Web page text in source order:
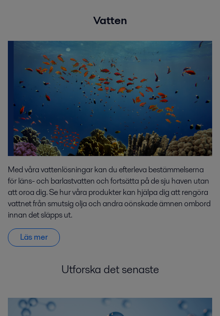
Vatten
Med våra vattenlösningar kan du efterleva bestämmelserna
för läns- och barlastvatten och fortsätta på de sju haven utan
att oroa dig. Se hur våra produkter kan hjälpa dig att rengöra
vattnet från smutsig olja och andra oönskade ämnen ombord
innan det släpps ut.
Läs mer
Utforska det senaste